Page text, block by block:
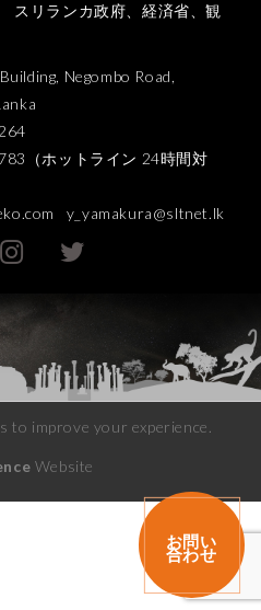
お問い
合わせ
スリランカ政府、経済省、観
Negombo Road,
（ホットライン 24時間対
y_yamakura@sltnet.lk
to improve your experience.
Website